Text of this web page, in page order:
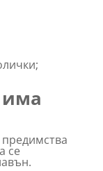
има
предимства
се